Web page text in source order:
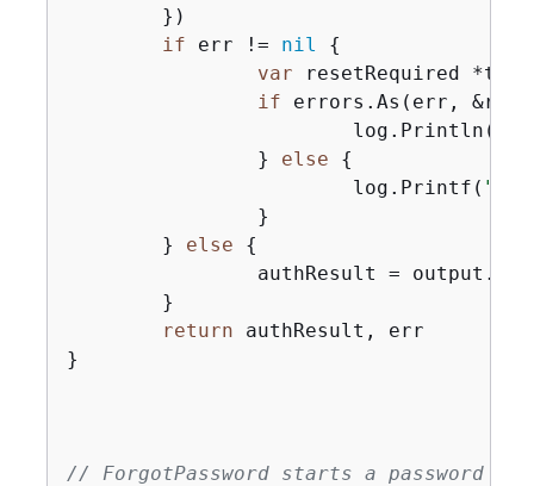
if err != nil
{
var resetRequired
if errors.As(err,
		}
else
{
			log.Printf(
	}
else
{
return authResult, err
}
// ForgotPassword starts a password